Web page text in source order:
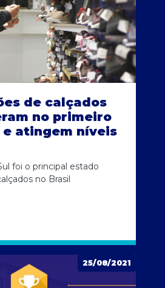
de calçados
no primeiro
atingem níveis
foi o principal estado
no Brasil
25/08/2021